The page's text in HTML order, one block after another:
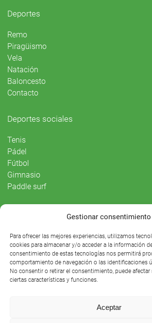
Gestionar consentimiento
Para ofrecer las mejores experiencias, utilizamos
cookies para almacenar y/o acceder a la información
consentimiento de estas tecnologías nos permitirá
comportamiento de navegación o las identificaciones
No consentir o retirar el consentimiento, puede afectar
ciertas características y funciones.
Aceptar
Deportes
Remo
Piragüismo
Vela
Natación
Baloncesto
Contacto
Deportes sociales
Tenis
Pádel
Fútbol
Gimnasio
Paddle surf
Agenda